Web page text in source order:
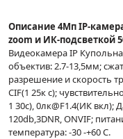
Описание 4Mп IP-
zoom и ИК-подсветкой
Видеокамера IP
объектив: 2.7-13,5мм;
разрешение и скорость
CIF(1 25к c);
1 30с), 0лк@F1.4(ИК вкл);
120db,3DNR, ONVIF;
температура: -30 -+60 С.